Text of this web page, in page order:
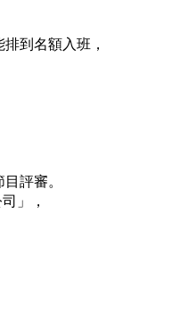
到名額入班，
評審。
」，